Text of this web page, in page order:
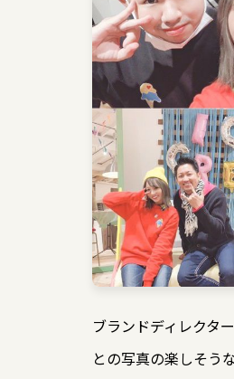
ブランドディレクタ
との写真の楽しそう